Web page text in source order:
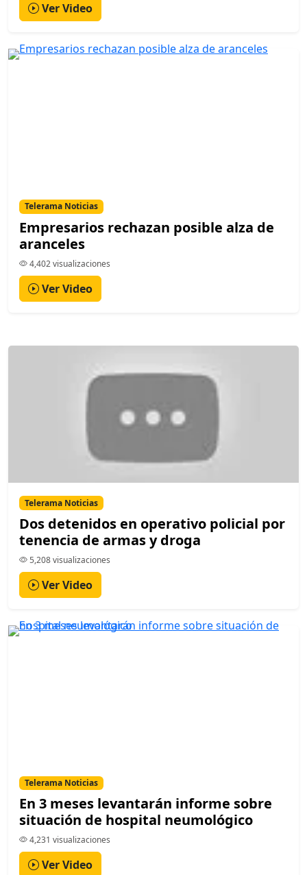
Ver Video
Telerama Noticias
Empresarios rechazan posible alza de
aranceles
4,402 visualizaciones
Ver Video
Telerama Noticias
Dos detenidos en operativo policial por
tenencia de armas y droga
5,208 visualizaciones
Ver Video
Telerama Noticias
En 3 meses levantarán informe sobre
situación de hospital neumológico
4,231 visualizaciones
Ver Video